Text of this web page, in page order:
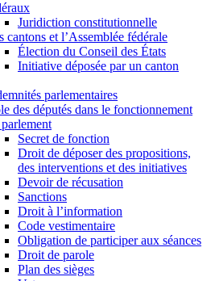
Juridiction constitutionnelle
cantons et l’Assemblée fédérale
Élection du Conseil des États
Initiative déposée par un canton
parlementaires
des députés dans le fonctionnement
Secret de fonction
Droit de déposer des propositions,
des interventions et des initiatives
Devoir de récusation
Sanctions
Droit à l’information
Code vestimentaire
Obligation de participer aux séances
Droit de parole
Plan des sièges